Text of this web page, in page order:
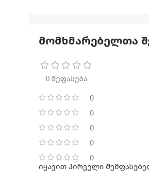
მომხმარებელთა
0 შეფასება
0
0
0
0
0
იყავით პირველი